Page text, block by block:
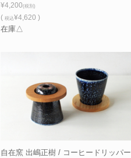
¥4,200(税別)
( 税込¥4,620 )
在庫△
自在窯 出嶋正樹 / コーヒードリッパー